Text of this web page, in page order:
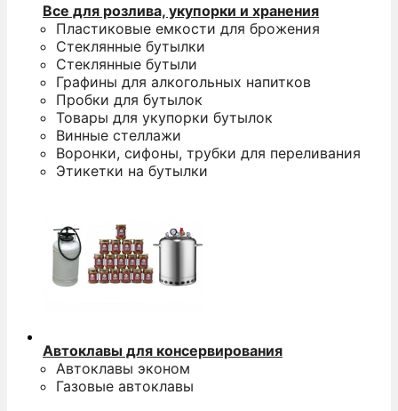
Все для розлива, укупорки и хранения
Пластиковые емкости для брожения
Стеклянные бутылки
Стеклянные бутыли
Графины для алкогольных напитков
Пробки для бутылок
Товары для укупорки бутылок
Винные стеллажи
Воронки, сифоны, трубки для переливания
Этикетки на бутылки
Автоклавы для консервирования
Автоклавы эконом
Газовые автоклавы